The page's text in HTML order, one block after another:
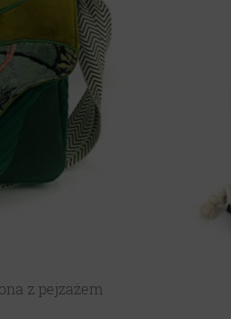
z pejzażem